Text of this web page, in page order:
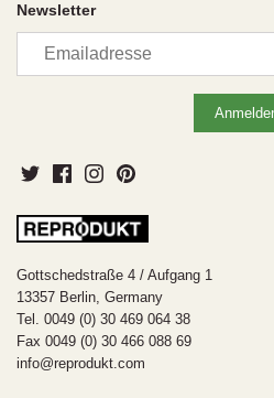
Newsletter
Gottschedstraße 4 / Aufgang 1
13357 Berlin, Germany
Tel. 0049 (0) 30 469 064 38
Fax 0049 (0) 30 466 088 69
info@reprodukt.com